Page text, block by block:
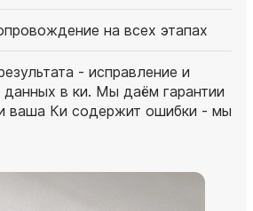
на всех этапах
- исправление и
данных в ки. Мы даём гарантии
ваша Ки содержит ошибки - мы